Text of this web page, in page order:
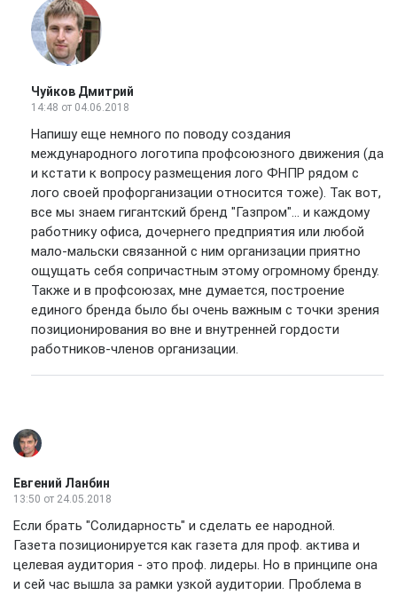
Чуйков Дмитрий
14:48 от 04.06.2018
Напишу еще немного по поводу создания
международного логотипа профсоюзного движения (да
и кстати к вопросу размещения лого ФНПР рядом с
лого своей профорганизации относится тоже). Так вот,
все мы знаем гигантский бренд "Газпром"... и каждому
работнику офиса, дочернего предприятия или любой
мало-мальски связанной с ним организации приятно
ощущать себя сопричастным этому огромному бренду.
Также и в профсоюзах, мне думается, построение
единого бренда было бы очень важным с точки зрения
позиционирования во вне и внутренней гордости
работников-членов организации.
Евгений Ланбин
13:50 от 24.05.2018
Если брать "Солидарность" и сделать ее народной.
Газета позиционируется как газета для проф. актива и
целевая аудитория - это проф. лидеры. Но в принципе она
и сей час вышла за рамки узкой аудитории. Проблема в